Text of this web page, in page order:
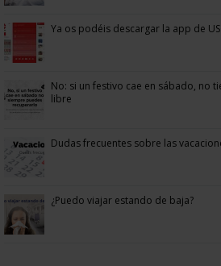
Ya os podéis descargar la app de
No: si un festivo cae en sábado, no
libre
Dudas frecuentes sobre las
¿Puedo viajar estando de baja?